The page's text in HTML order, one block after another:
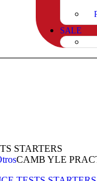
SALE
STARTERS
CAMB YLE